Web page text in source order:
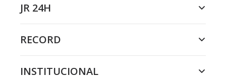
JR 24H
RECORD
INSTITUCIONAL